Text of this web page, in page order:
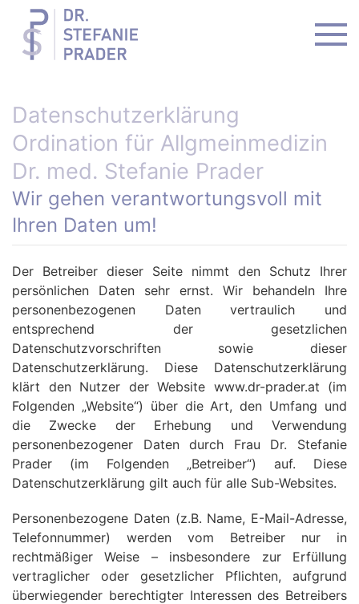
Zum Hauptinhalt springen
Datenschutzerklärung
Ordination für Allgmeinmedizin
Dr. med. Stefanie Prader
Wir gehen verantwortungsvoll mit
Ihren Daten um!
Der Betreiber dieser Seite nimmt den Schutz Ihrer
persönlichen Daten sehr ernst. Wir behandeln Ihre
personenbezogenen Daten vertraulich und
entsprechend der gesetzlichen
Datenschutzvorschriften sowie dieser
Datenschutzerklärung. Diese Datenschutzerklärung
klärt den Nutzer der Website www.dr-prader.at (im
Folgenden „Website“) über die Art, den Umfang und
die Zwecke der Erhebung und Verwendung
personenbezogener Daten durch Frau Dr. Stefanie
Prader (im Folgenden „Betreiber“) auf. Diese
Datenschutzerklärung gilt auch für alle Sub-Websites.
Personenbezogene Daten (z.B. Name, E-Mail-Adresse,
Telefonnummer) werden vom Betreiber nur in
rechtmäßiger Weise – insbesondere zur Erfüllung
vertraglicher oder gesetzlicher Pflichten, aufgrund
überwiegender berechtigter Interessen des Betreibers